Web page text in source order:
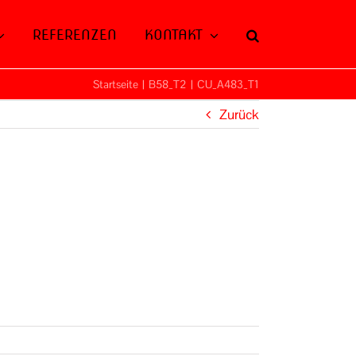
REFERENZEN KONTAKT
Startseite | B58_T2 | CU_A483_T1
Zurück